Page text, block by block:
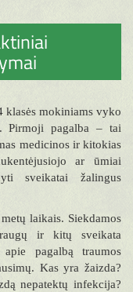
klasės mokiniams vyko
Pirmoji pagalba – tai
medicinos ir kitokias
ar ūmiai
sveikatai žalingus
laikais. Siekdamos
ir kitų sveikata
pagalbą traumos
Kas yra žaizda?
nepatektų infekcija?